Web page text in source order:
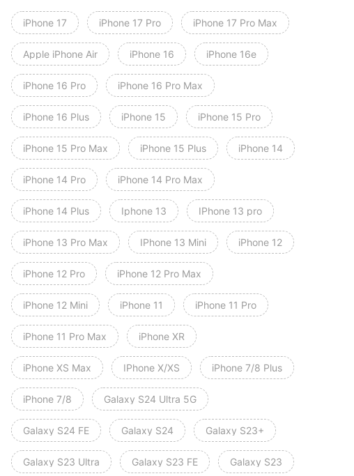
iPhone 17 iPhone 17 Pro iPhone 17 Pro Max
Apple iPhone Air iPhone 16 iPhone 16e
iPhone 16 Pro iPhone 16 Pro Max
iPhone 16 Plus iPhone 15 iPhone 15 Pro
iPhone 15 Pro Max iPhone 15 Plus iPhone 14
iPhone 14 Pro iPhone 14 Pro Max
iPhone 14 Plus Iphone 13 IPhone 13 pro
iPhone 13 Pro Max IPhone 13 Mini iPhone 12
iPhone 12 Pro iPhone 12 Pro Max
iPhone 12 Mini iPhone 11 iPhone 11 Pro
iPhone 11 Pro Max iPhone XR
iPhone XS Max IPhone X/XS iPhone 7/8 Plus
iPhone 7/8 Galaxy S24 Ultra 5G
Galaxy S24 FE Galaxy S24 Galaxy S23+
Galaxy S23 Ultra Galaxy S23 FE Galaxy S23